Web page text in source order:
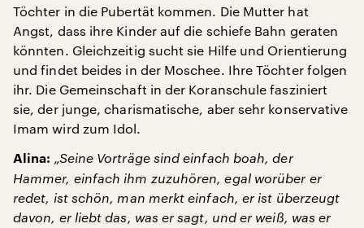
Töchter in die Pubertät kommen. Die Mutter hat
Angst, dass ihre Kinder auf die schiefe Bahn geraten
könnten. Gleichzeitig sucht sie Hilfe und Orientierung
und findet beides in der Moschee. Ihre Töchter folgen
ihr. Die Gemeinschaft in der Koranschule fasziniert
sie, der junge, charismatische, aber sehr konservative
Imam wird zum Idol.
Alina: „Seine Vorträge sind einfach boah, der
Hammer, einfach ihm zuzuhören, egal worüber er
redet, ist schön, man merkt einfach, er ist überzeugt
davon, er liebt das, was er sagt, und er weiß, was er